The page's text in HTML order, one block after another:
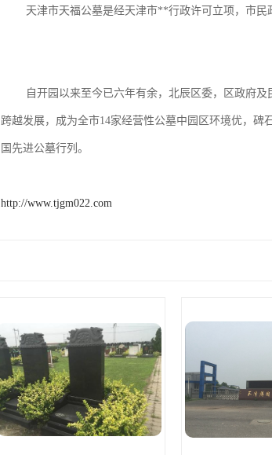
天津市天福公墓是经天津市**行政许可立项，市民政
自开园以来至今已六年有余，北辰区委，区政府及
跨越发展，成为全市14家经营性公墓中园区环境优，
国先进公墓行列。
http://www.tjgm022.com